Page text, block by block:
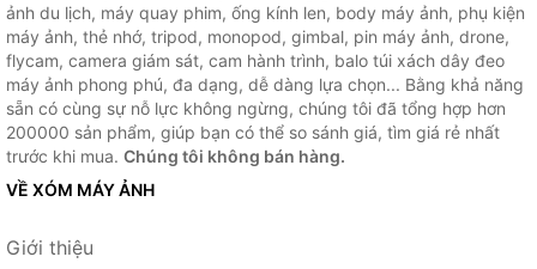
ảnh du lịch, máy quay phim, ống kính len, body máy ảnh, phụ kiện
máy ảnh, thẻ nhớ, tripod, monopod, gimbal, pin máy ảnh, drone,
flycam, camera giám sát, cam hành trình, balo túi xách dây đeo
máy ảnh phong phú, đa dạng, dễ dàng lựa chọn... Bằng khả năng
sẵn có cùng sự nỗ lực không ngừng, chúng tôi đã tổng hợp hơn
200000 sản phẩm, giúp bạn có thể so sánh giá, tìm giá rẻ nhất
trước khi mua. Chúng tôi không bán hàng.
VỀ XÓM MÁY ẢNH
Giới thiệu